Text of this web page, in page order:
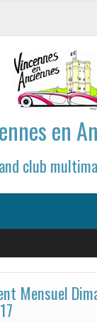
en
club
Mensuel